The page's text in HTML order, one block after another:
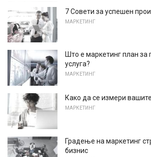
7 Совети за успешен
МАРКЕТИНГ
Што е маркетинг план за
услуга?
МАРКЕТИНГ
Како да се измери
МАРКЕТИНГ
Градење на маркетинг
бизнис